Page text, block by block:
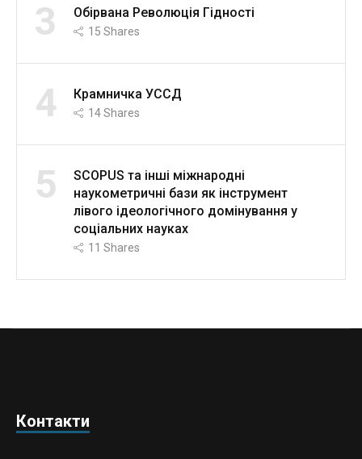
3 Обірвана Революція Гідності
15 Shares
4 Крамничка УССД
14Shares
5
SCOPUS та інші міжнародні
наукометричні бази як інструмент
лівого ідеологічного домінування у
соціальних науках
11 Shares
Контакти